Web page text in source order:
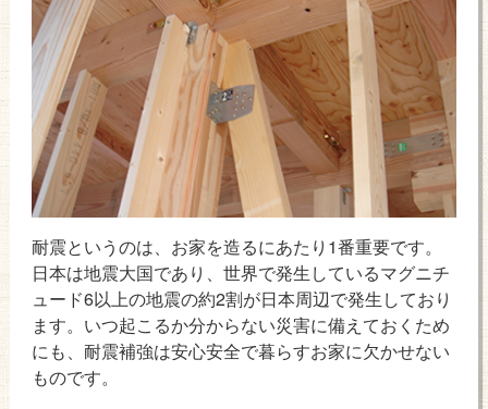
耐震というのは、お家を造るにあたり1番重要です。
日本は地震大国であり、世界で発生しているマグニチ
ュード6以上の地震の約2割が日本周辺で発生しており
ます。いつ起こるか分からない災害に備えておくため
にも、耐震補強は安心安全で暮らすお家に欠かせない
ものです。